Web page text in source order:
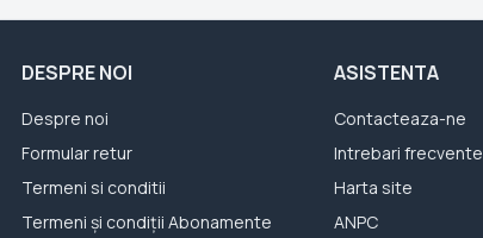
DESPRE NOI
Despre noi
Formular retur
Termeni si conditii
Termeni și condiții Abonamente
ASISTENTA
Contacteaza-ne
Intrebari frecvente
Harta site
ANPC